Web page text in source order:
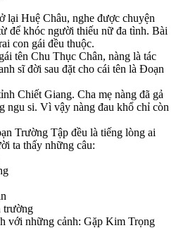
lại Huệ Châu, nghe được chuyện
để khóc người thiếu nữ đa tình. Bài
con gái đều thuộc.
tên Chu Thục Chân, nàng là tác
sĩ đời sau đặt cho cái tên là Đoạn
Chiết Giang. Cha mẹ nàng đã gả
ngu si. Vì vậy nàng đau khổ chỉ còn
Trường Tập đều là tiếng lòng ai
ta thấy những câu:
trường
với những cảnh: Gặp Kim Trọng